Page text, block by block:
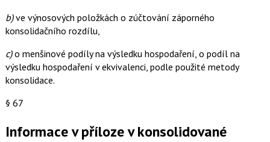
b)ve výnosových položkách o zúčtování záporného
konsolidačního rozdílu,
c)o menšinové podíly na výsledku hospodaření, o podíl na
výsledku hospodaření v ekvivalenci, podle použité metody
konsolidace.
§ 67
Informace v příloze v konsolidované